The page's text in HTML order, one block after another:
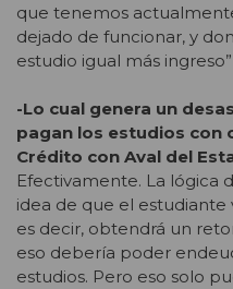
que tenemos
dejado de funcionar, y
estudio igual más
-Lo cual genera un
pagan los estudios con
Crédito con Aval del
Efectivamente. La lógica
idea de que el estudiante
es decir, obtendrá un
eso debería poder
estudios. Pero eso solo